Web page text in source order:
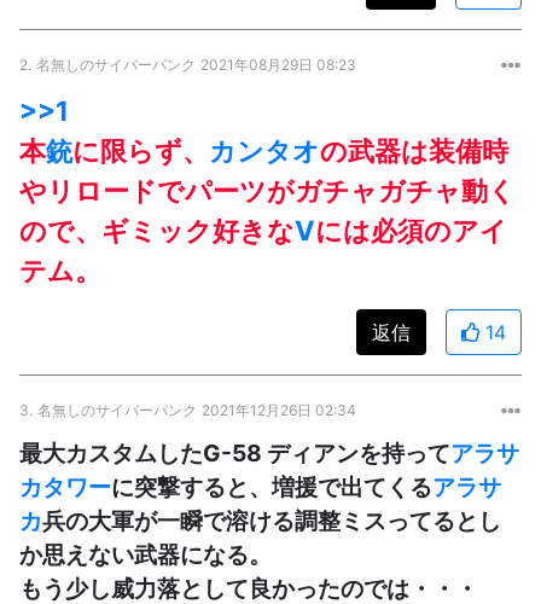
2. 名無しのサイバーパンク 2021年08月29日 08:23
>>1
本銃に限らず、 カンタオの武器は装備時
やリロードでパーツがガチャガチャ動く
ので、ギミック好きなVには必須のアイ
テム。
返信 14
3. 名無しのサイバーパンク 2021年12月26日 02:34
最大カスタムしたG-58 ディアンを持ってアラサ
カタワーに突撃すると、増援で出てくるアラサ
カ兵の大軍が一瞬で溶ける調整ミスってるとし
か思えない武器になる。
もう少し威力落として良かったのでは・・・